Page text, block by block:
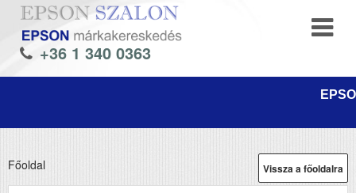
+36 1 340 0363
Vissza a főoldalra
Főoldal